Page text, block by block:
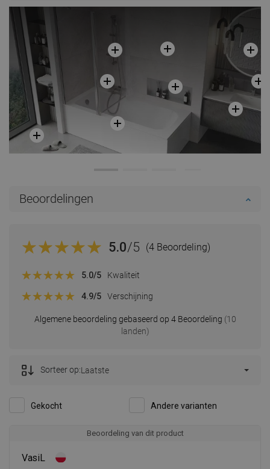
Beoordelingen
5.0/5 (4 Beoordeling)
Algemene beoordeling gebaseerd op 4 Beoordeling (10
landen)
5.0/5 Kwaliteit
4.9/5 Verschijning
Gekocht Andere varianten
Sorteer op:Laatste
Beoordeling van dit product
VasiL